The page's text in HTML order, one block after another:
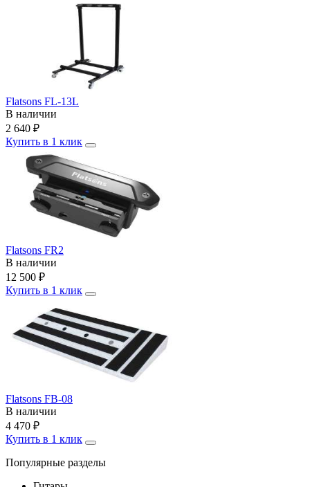
Flatsons FL-13L
В наличии
2 640 ₽
Купить в 1 клик
Flatsons FR2
В наличии
12 500 ₽
Купить в 1 клик
Flatsons FB-08
В наличии
4 470 ₽
Купить в 1 клик
Популярные разделы